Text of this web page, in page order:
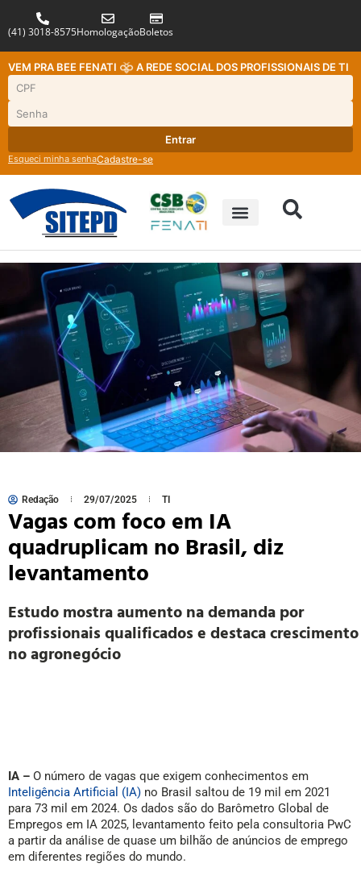
(41) 3018-8575HomologaçãoBoletos
VEM PRA BEE FENATI A REDE SOCIAL DOS PROFISSIONAIS DE TI
Entrar
Esqueci minha senhaCadastre-se
Redação 29/07/2025 TI
Vagas com foco em IA
quadruplicam no Brasil, diz
levantamento
Estudo mostra aumento na demanda por
profissionais qualificados e destaca crescimento
no agronegócio
IA – O número de vagas que exigem conhecimentos em
Inteligência Artificial (IA) no Brasil saltou de 19 mil em 2021
para 73 mil em 2024. Os dados são do Barômetro Global de
Empregos em IA 2025, levantamento feito pela consultoria PwC
a partir da análise de quase um bilhão de anúncios de emprego
em diferentes regiões do mundo.